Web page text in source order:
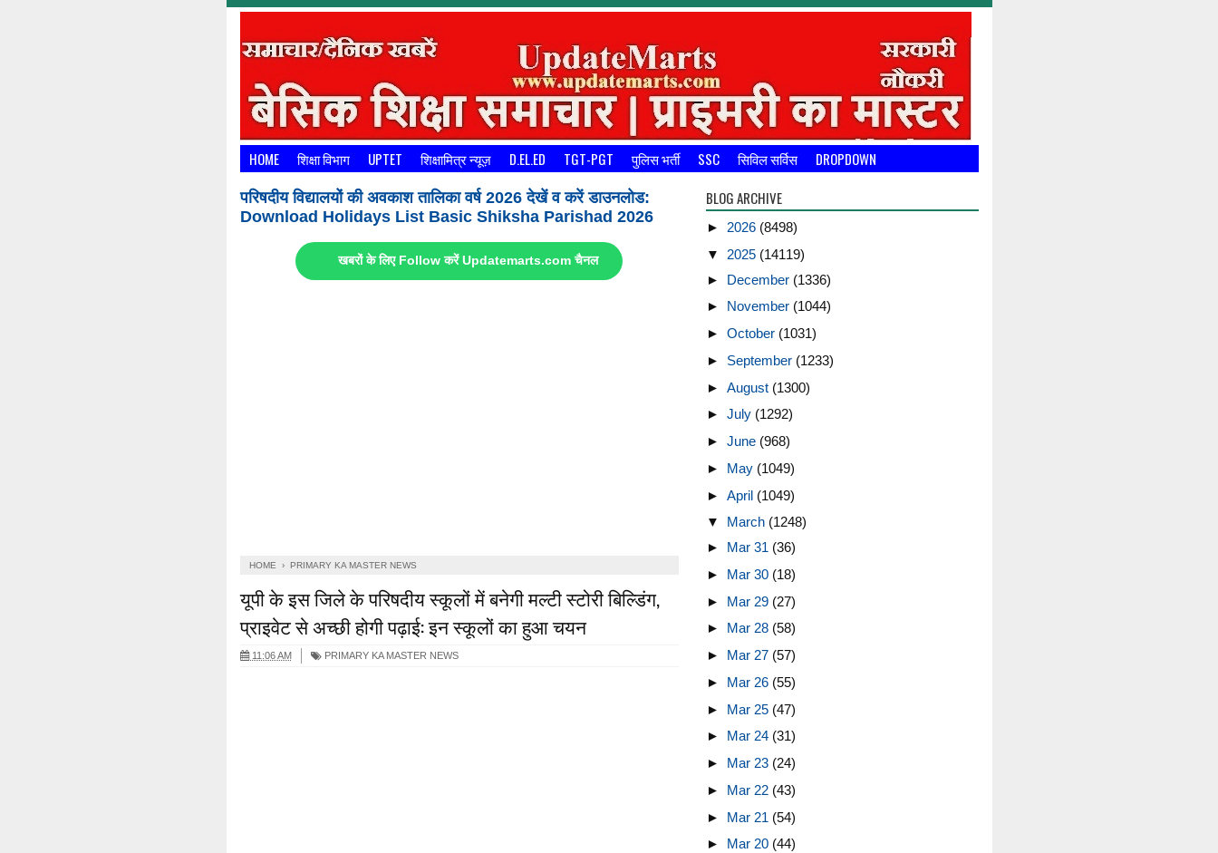
HOME शिक्षा विभाग UPTET शिक्षामित्र न्यूज़ D.EL.ED TGT-PGT पुलिस भर्ती SSC सिविल सर्विस DROPDOWN
परिषदीय विद्यालयों की अवकाश तालिका वर्ष 2026 देखें व करें डाउनलोड:
Download Holidays List Basic Shiksha Parishad 2026
खबरों के लिए Follow करें Updatemarts.com चैनल
HOME › PRIMARY KA MASTER NEWS
यूपी के इस जिले के परिषदीय स्‍कूलों में बनेगी मल्‍टी स्‍टोरी बिल्डिंग,
प्राइवेट से अच्‍छी होगी पढ़ाई: इन स्कूलों का हुआ चयन
11:06 AM PRIMARY KA MASTER NEWS
BLOG ARCHIVE
► 2026 (8498)
▼ 2025 (14119)
► December (1336)
► November (1044)
► October (1031)
► September (1233)
► August (1300)
► July (1292)
► June (968)
► May (1049)
► April (1049)
▼ March (1248)
► Mar 31 (36)
► Mar 30 (18)
► Mar 29 (27)
► Mar 28 (58)
► Mar 27 (57)
► Mar 26 (55)
► Mar 25 (47)
► Mar 24 (31)
► Mar 23 (24)
► Mar 22 (43)
► Mar 21 (54)
► Mar 20 (44)